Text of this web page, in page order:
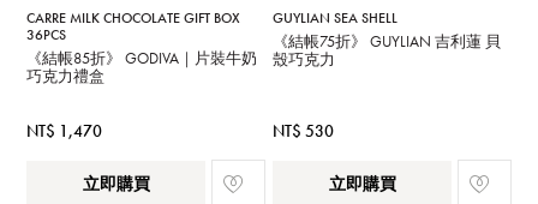
CARRE MILK CHOCOLATE GIFT BOX
36PCS
《結帳85折》 GODIVA｜片裝牛奶
巧克力禮盒
NT$ 1,470
立即購買
GUYLIAN SEA SHELL
《結帳75折》 GUYLIAN 吉利蓮 貝
殼巧克力
NT$ 530
立即購買